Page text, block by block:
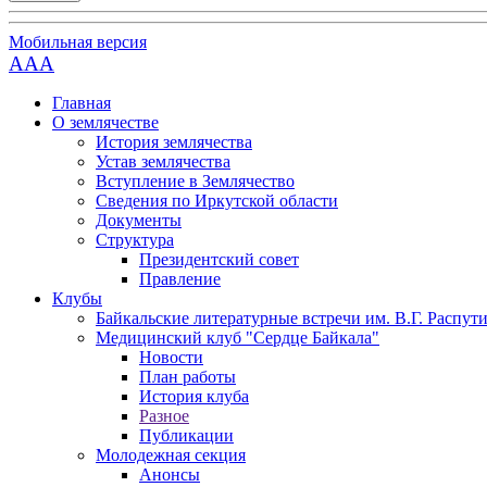
Мобильная версия
AAA
Главная
О землячестве
История землячества
Устав землячества
Вступление в Землячество
Сведения по Иркутской области
Документы
Структура
Президентский совет
Правление
Клубы
Байкальские литературные встречи им. В.Г.
Медицинский клуб "Сердце Байкала"
Новости
План работы
История клуба
Разное
Публикации
Молодежная секция
Анонсы